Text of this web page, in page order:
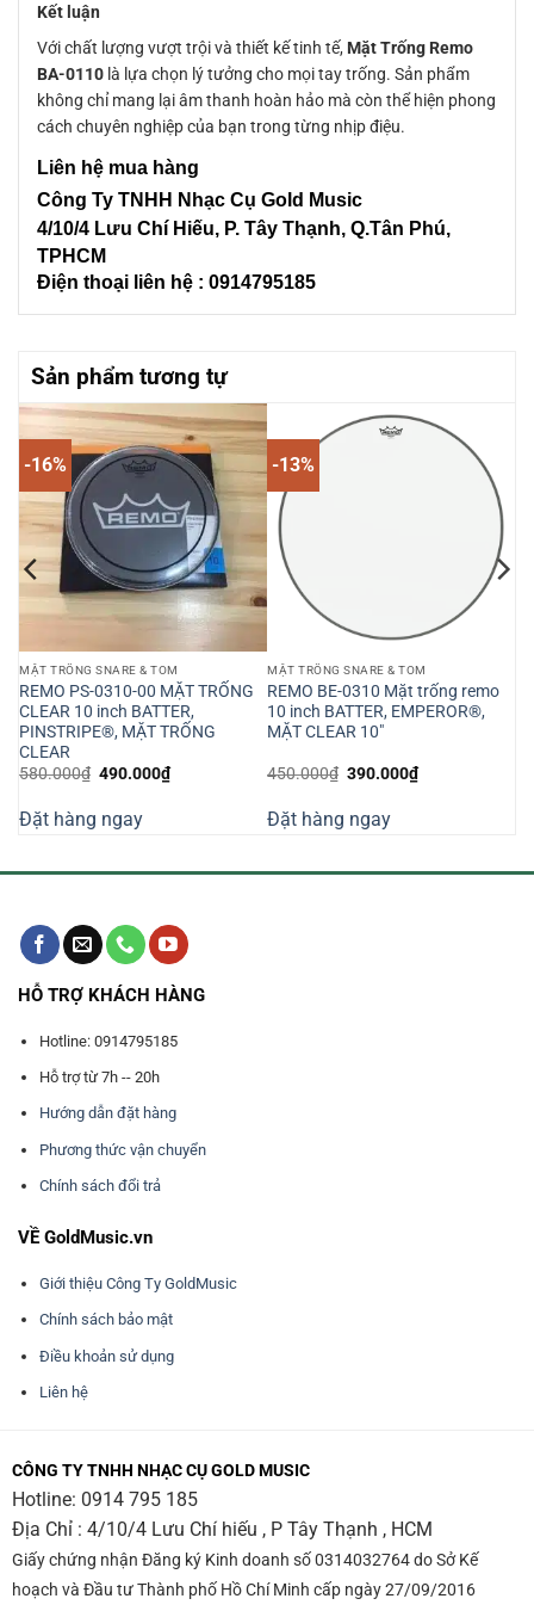
Kết luận
Với chất lượng vượt trội và thiết kế tinh tế, Mặt Trống Remo
BA-0110 là lựa chọn lý tưởng cho mọi tay trống. Sản phẩm
không chỉ mang lại âm thanh hoàn hảo mà còn thể hiện phong
cách chuyên nghiệp của bạn trong từng nhịp điệu.
Liên hệ mua hàng
Công Ty TNHH Nhạc Cụ Gold Music
4/10/4 Lưu Chí Hiếu, P. Tây Thạnh, Q.Tân Phú,
TPHCM
Điện thoại liên hệ : 0914795185
Sản phẩm tương tự
-16%
MẶT TRỐNG SNARE & TOM
REMO PS-0310-00 MẶT TRỐNG
CLEAR 10 inch BATTER,
PINSTRIPE®, MẶT TRỐNG
CLEAR
580.000₫ Giá
580.000₫.
490.000₫Giá
hiện
Đặt hàng ngay
-13%
MẶT TRỐNG SNARE & TOM
REMO BE-0310 Mặt trống remo
10 inch BATTER, EMPEROR®,
MẶT CLEAR 10″
450.000₫ Giá
450.000₫.
390.000₫Giá
hiện
Đặt hàng ngay
HỖ TRỢ KHÁCH HÀNG
Hotline: 0914795185
Hỗ trợ từ 7h -- 20h
Hướng dẫn đặt hàng
Phương thức vận chuyển
Chính sách đổi trả
VỀ GoldMusic.vn
Giới thiệu Công Ty GoldMusic
Chính sách bảo mật
Điều khoản sử dụng
Liên hệ
CÔNG TY TNHH NHẠC CỤ GOLD MUSIC
Hotline: 0914 795 185
Địa Chỉ : 4/10/4 Lưu Chí hiếu , P Tây Thạnh , HCM
Giấy chứng nhận Đăng ký Kinh doanh số 0314032764 do Sở Kế
hoạch và Đầu tư Thành phố Hồ Chí Minh cấp ngày 27/09/2016